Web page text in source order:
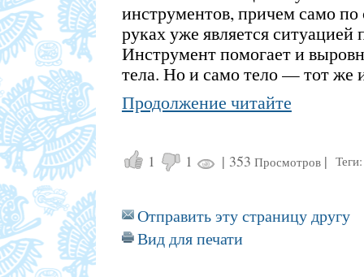
инструментов, причем само
руках уже является
Инструмент помогает и
тела. Но и само тело — тот же
Продолжение читайте
1 1 | 353 Просмотров | Теги:
Отправить эту страницу другу
Вид для печати